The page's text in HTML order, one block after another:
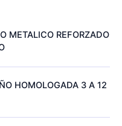
METALICO REFORZADO
HOMOLOGADA 3 A 12